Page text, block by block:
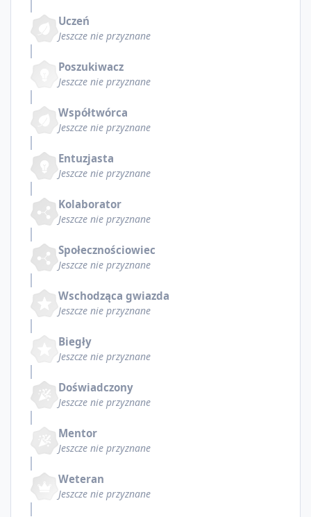
Uczeń
Jeszcze nie przyznane
Poszukiwacz
Jeszcze nie przyznane
Współtwórca
Jeszcze nie przyznane
Entuzjasta
Jeszcze nie przyznane
Kolaborator
Jeszcze nie przyznane
Społecznościowiec
Jeszcze nie przyznane
Wschodząca gwiazda
Jeszcze nie przyznane
Biegły
Jeszcze nie przyznane
Doświadczony
Jeszcze nie przyznane
Mentor
Jeszcze nie przyznane
Weteran
Jeszcze nie przyznane